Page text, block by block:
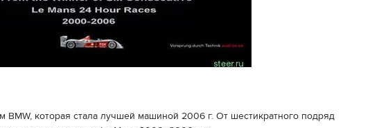
BMW, которая стала лучшей машиной 2006 г. От шестикратного подряд